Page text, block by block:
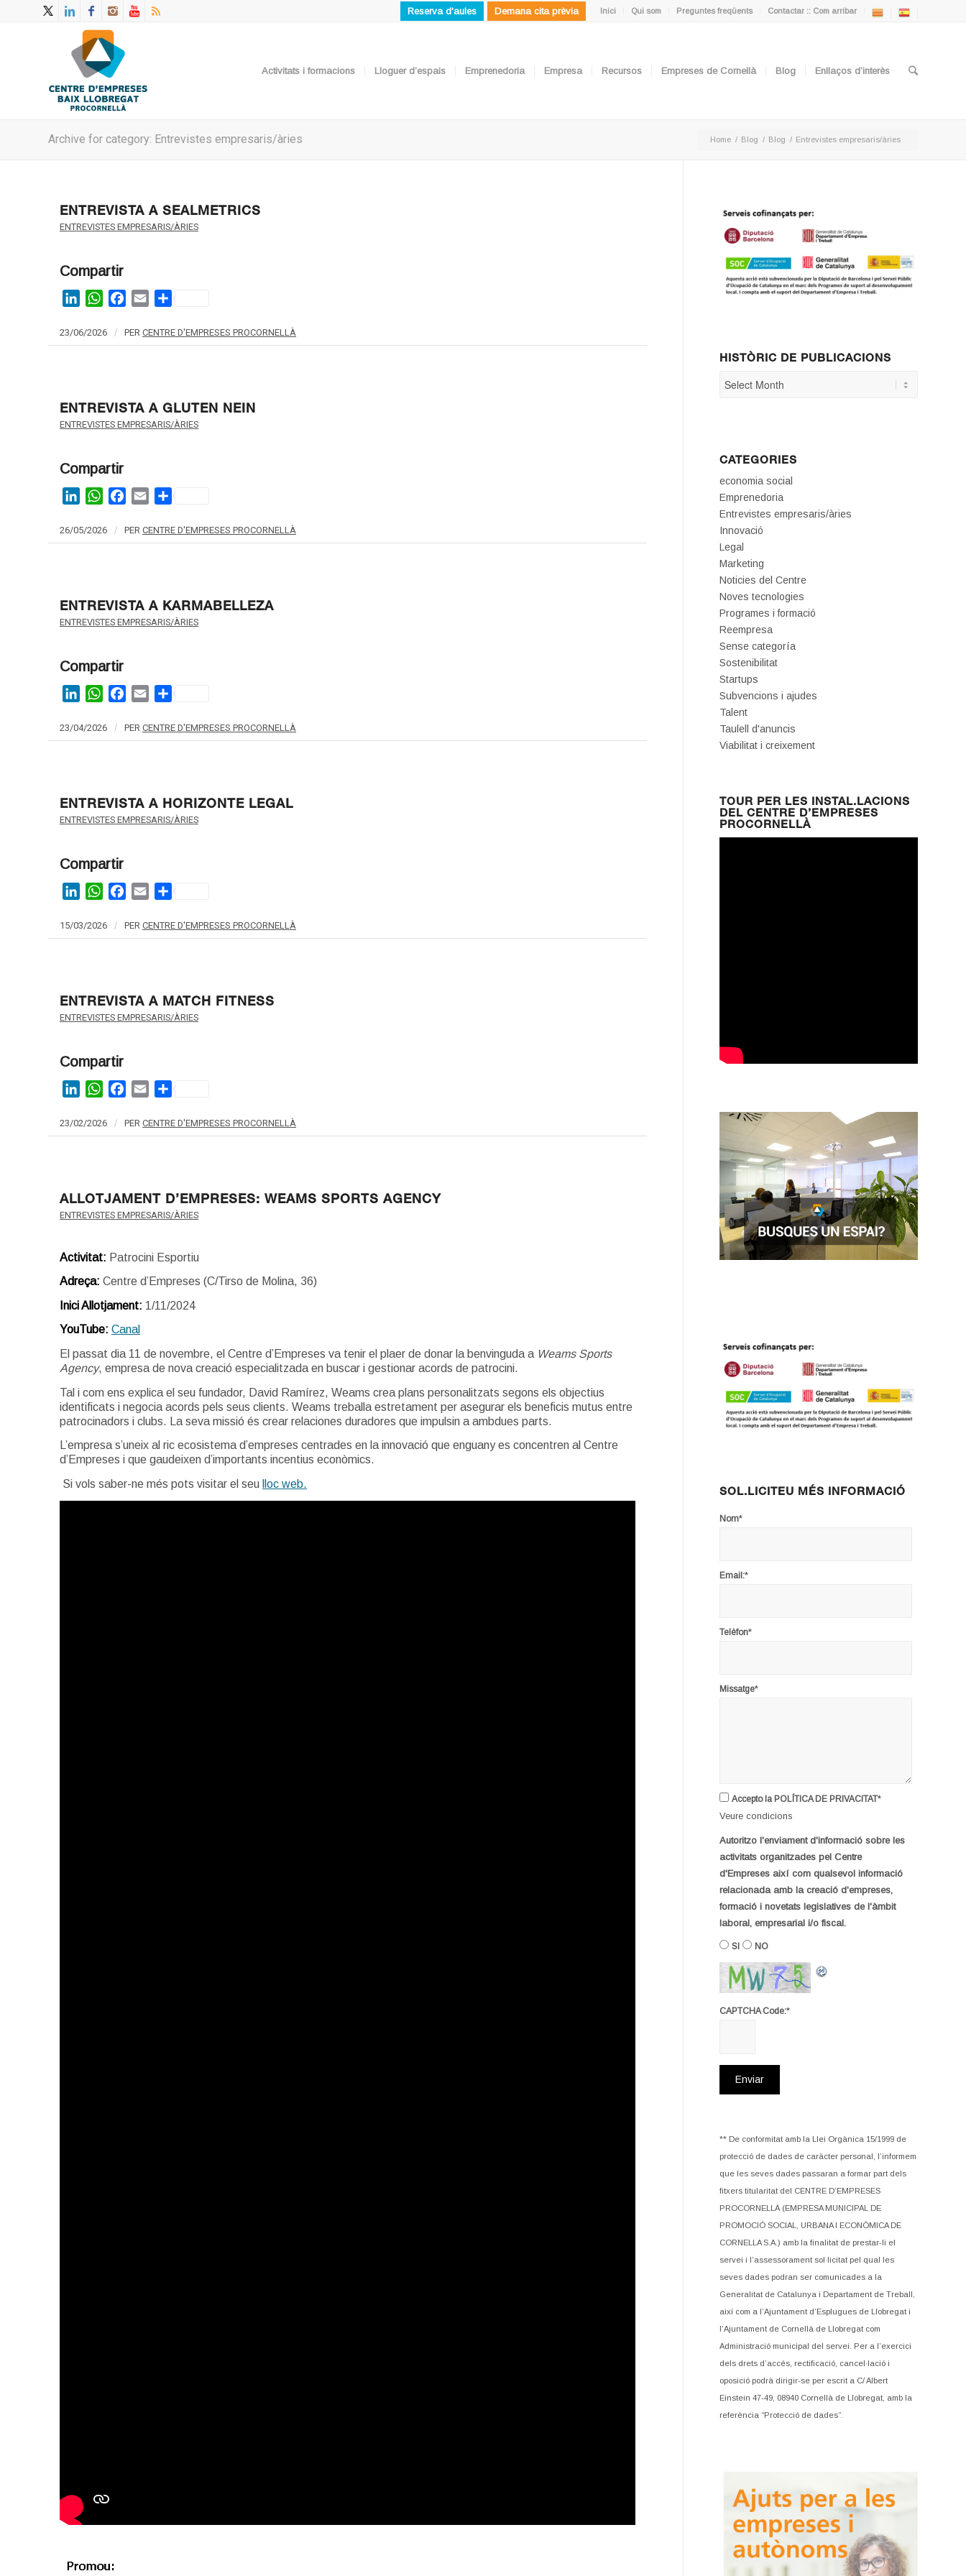
Inici Qui som Preguntes freqüents Contactar :: Com arribar
Reserva d'aules Demana cita prèvia
Activitats i formacions Lloguer d’espais Emprenedoria Empresa Recursos Empreses de Cornellà Blog Enllaços d’interès
Archive for category: Entrevistes empresaris/àries Home / Blog / Blog / Entrevistes empresaris/àries
ENTREVISTA A SEALMETRICS
ENTREVISTES EMPRESARIS/ÀRIES
Compartir
LinkedInWhatsAppFacebook
EmailShare
23/06/2026 / PER CENTRE D'EMPRESES PROCORNELLÀ
ENTREVISTA A GLUTEN NEIN
ENTREVISTES EMPRESARIS/ÀRIES
Compartir
LinkedInWhatsAppFacebook
EmailShare
26/05/2026 / PER CENTRE D'EMPRESES PROCORNELLÀ
ENTREVISTA A KARMABELLEZA
ENTREVISTES EMPRESARIS/ÀRIES
Compartir
LinkedInWhatsAppFacebook
EmailShare
23/04/2026 / PER CENTRE D'EMPRESES PROCORNELLÀ
ENTREVISTA A HORIZONTE LEGAL
ENTREVISTES EMPRESARIS/ÀRIES
Compartir
LinkedInWhatsAppFacebook
EmailShare
15/03/2026 / PER CENTRE D'EMPRESES PROCORNELLÀ
ENTREVISTA A MATCH FITNESS
ENTREVISTES EMPRESARIS/ÀRIES
Compartir
LinkedInWhatsAppFacebook
EmailShare
23/02/2026 / PER CENTRE D'EMPRESES PROCORNELLÀ
ALLOTJAMENT D’EMPRESES: WEAMS SPORTS AGENCY
ENTREVISTES EMPRESARIS/ÀRIES
Activitat: Patrocini Esportiu
Adreça: Centre d’Empreses (C/Tirso de Molina, 36)
Inici Allotjament: 1/11/2024
YouTube: Canal
El passat dia 11 de novembre, el Centre d’Empreses va tenir el plaer de donar la benvinguda a Weams Sports
Agency, empresa de nova creació especialitzada en buscar i gestionar acords de patrocini.
Tal i com ens explica el seu fundador, David Ramírez, Weams crea plans personalitzats segons els objectius
identificats i negocia acords pels seus clients. Weams treballa estretament per asegurar els beneficis mutus entre
patrocinadors i clubs. La seva missió és crear relaciones duradores que impulsin a ambdues parts.
L’empresa s’uneix al ric ecosistema d’empreses centrades en la innovació que enguany es concentren al Centre
d’Empreses i que gaudeixen d’importants incentius econòmics.
Si vols saber-ne més pots visitar el seu lloc web.
HISTÒRIC DE PUBLICACIONS
CATEGORIES
economia social
Emprenedoria
Entrevistes empresaris/àries
Innovació
Legal
Marketing
Noticies del Centre
Noves tecnologies
Programes i formació
Reempresa
Sense categoría
Sostenibilitat
Startups
Subvencions i ajudes
Talent
Taulell d'anuncis
Viabilitat i creixement
TOUR PER LES INSTAL.LACIONS
DEL CENTRE D’EMPRESES
PROCORNELLÀ
SOL.LICITEU MÉS INFORMACIÓ
Nom*
Email:*
Telèfon*
Missatge*
Accepto la POLÍTICA DE PRIVACITAT*
Veure condicions
Autoritzo l'enviament d'informació sobre les
activitats organitzades pel Centre
d'Empreses així com qualsevol informació
relacionada amb la creació d'empreses,
formació i novetats legislatives de l'àmbit
laboral, empresarial i/o fiscal.
SI NO
CAPTCHA Code:*
** De conformitat amb la Llei Orgànica 15/1999 de
protecció de dades de caràcter personal, l’informem
que les seves dades passaran a formar part dels
fitxers titularitat del CENTRE D’EMPRESES
PROCORNELLÀ (EMPRESA MUNICIPAL DE
PROMOCIÓ SOCIAL, URBANA I ECONÒMICA DE
CORNELLA S.A.) amb la finalitat de prestar-li el
servei i l’assessorament sol·licitat pel qual les
seves dades podran ser comunicades a la
Generalitat de Catalunya i Departament de Treball,
així com a l’Ajuntament d’Esplugues de Llobregat i
l’Ajuntament de Cornellà de Llobregat com
Administració municipal del servei. Per a l’exercici
dels drets d’accés, rectificació, cancel·lació i
oposició podrà dirigir-se per escrit a C/ Albert
Einstein 47-49, 08940 Cornellà de Llobregat, amb la
referència “Protecció de dades”.